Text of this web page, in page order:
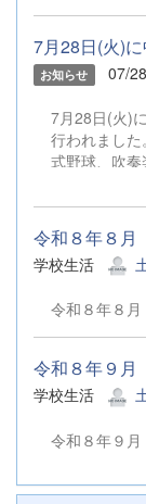
お知らせ 07/28
7月28日(火)
行われまし
式野球、吹
令和８年８
学校生活
令和８年８
令和８年９
学校生活
令和８年９